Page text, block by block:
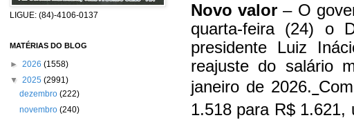
Novo valor– O
quarta-feira (24) o
presidente Luiz
reajuste do salário
janeiro de 2026.
1.518 para R$ 1.621,
LIGUE: (84)-4106-0137
MATÉRIAS DO BLOG
► 2026 (1558)
▼ 2025 (2991)
dezembro(222)
novembro(240)